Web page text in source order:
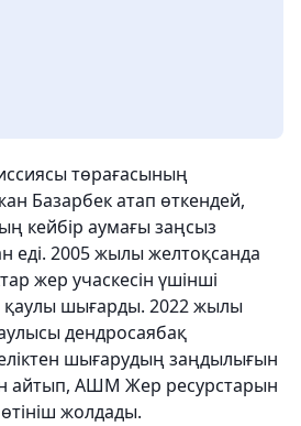
төрағасының
Базарбек атап өткендей,
кейбір аумағы заңсыз
еді. 2005 жылы желтоқсанда
жер учаскесін үшінші
қаулы шығарды. 2022 жылы
дендросаябақ
шығарудың заңдылығын
айтып, АШМ Жер ресурстарын
жолдады.